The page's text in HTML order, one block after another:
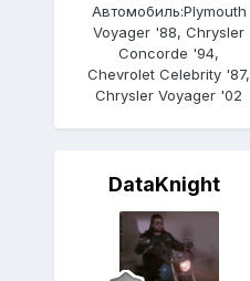
Автомобиль:Plymouth
Voyager '88, Chrysler
Concorde '94,
Chevrolet Celebrity '87,
Chrysler Voyager '02
DataKnight